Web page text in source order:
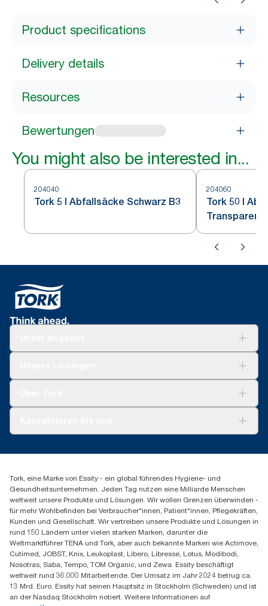
Product specifications
Delivery details
Resources
Bewertungen
You might also be interested in...
204040
Tork 5 l Abfallsäcke Schwarz B3
204060
Tork 50 l
Transparent
Spenderreklamation
+41 (0)848/810152
Essity Switzerland AG
Parkstraße 1b
6214 Schenkon
Mo-Do 8:00-16:30 | Fr 8:00-15:00
GLN: 7609999000928
Tork, eine Marke von Essity - ein global führendes Hygiene- und
Gesundheitsunternehmen. Jeden Tag nutzen eine Milliarde Menschen
weltweit unsere Produkte und Lösungen. Wir wollen Grenzen überwinden -
für mehr Wohlbefinden bei Verbraucher*innen, Patient*innen, Pflegekräften,
Kunden und Gesellschaft. Wir vertreiben unsere Produkte und Lösungen in
rund 150 Ländern unter vielen starken Marken, darunter die
Weltmarktführer TENA und Tork, aber auch bekannte Marken wie Actimove,
Cutimed, JOBST, Knix, Leukoplast, Libero, Libresse, Lotus, Modibodi,
Nosotras, Saba, Tempo, TOM Organic, und Zewa. Essity beschäftigt
weltweit rund 36.000 Mitarbeitende. Der Umsatz im Jahr 2024 betrug ca.
13 Mrd. Euro. Essity hat seinen Hauptsitz in Stockholm (Schweden) und ist
an der Nasdaq Stockholm notiert. Weitere Informationen auf